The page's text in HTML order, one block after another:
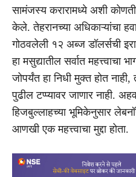
सामंजस्य करारामध्ये अशी
केले. तेहरानच्या अधिकाऱ्यांचा
गोठवलेली १२ अब्ज डॉलर्सची
हा मसुद्यातील सर्वात महत्त्वाचा
जोपर्यंत हा निधी मुक्त होत नाही,
पुढील टप्प्यावर जाणार नाही.
हिजबुल्लाहच्या भूमिकेनुसार
आणखी एक महत्त्वाचा मुद्दा होता.